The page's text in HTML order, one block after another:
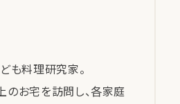
も料理研究家。
お宅を訪問し、各家庭